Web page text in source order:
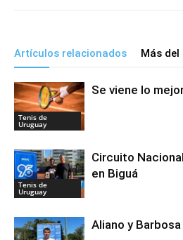
Artículos relacionados Más
Tenis de
Uruguay
Se viene lo
Tenis de
Uruguay
Circuito
en Biguá
Aliano y